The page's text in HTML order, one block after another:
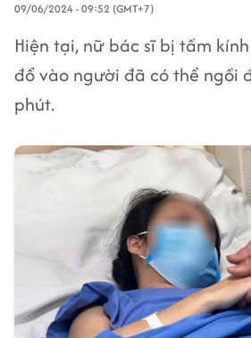
09/06/2024 - 09:52 (GMT+7)
Hiện tại, nữ bác sĩ bị tấm
đổ vào người đã có thể ngồi
phút.